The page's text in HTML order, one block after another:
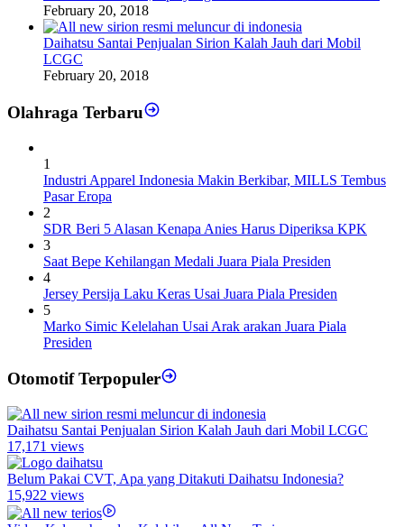
February 20, 2018
Daihatsu Santai Penjualan Sirion Kalah Jauh dari Mobil
LCGC
February 20, 2018
Olahraga Terbaru
1
Industri Apparel Indonesia Makin Berkibar, MILLS Tembus
Pasar Eropa
2
SDR Beri 5 Alasan Kenapa Anies Harus Diperiksa KPK
3
Saat Bepe Kehilangan Medali Juara Piala Presiden
4
Jersey Persija Laku Keras Usai Juara Piala Presiden
5
Marko Simic Kelelahan Usai Arak arakan Juara Piala
Presiden
Otomotif Terpopuler
Daihatsu Santai Penjualan Sirion Kalah Jauh dari Mobil LCGC
17,171 views
Belum Pakai CVT, Apa yang Ditakuti Daihatsu Indonesia?
15,922 views